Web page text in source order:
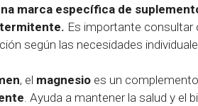
marca específica de
Es importante consultar
según las necesidades
, el magnesio es un
. Ayuda a mantener la salud y el